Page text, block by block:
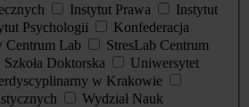
Instytut Prawa
Instytut
Psychologii
Konfederacja
Centrum Lab
StresLab Centrum
Szkoła Doktorska
Uniwersytet
w Krakowie
Wydział Nauk